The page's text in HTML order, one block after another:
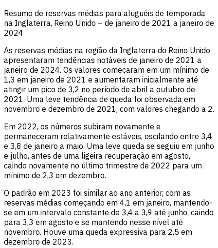
Resumo de reservas médias para aluguéis de temporada
na Inglaterra, Reino Unido – de janeiro de 2021 a janeiro de
2024
As reservas médias na região da Inglaterra do Reino Unido
apresentaram tendências notáveis de janeiro de 2021 a
janeiro de 2024. Os valores começaram em um mínimo de
1,3 em janeiro de 2021 e aumentaram inicialmente até
atingir um pico de 3,2 no período de abril a outubro de
2021. Uma leve tendência de queda foi observada em
novembro e dezembro de 2021, com valores chegando a 2.
Em 2022, os números subiram novamente e
permaneceram relativamente estáveis, oscilando entre 3,4
e 3,8 de janeiro a maio. Uma leve queda se seguiu em junho
e julho, antes de uma ligeira recuperação em agosto,
caindo novamente no último trimestre de 2022 para um
mínimo de 2,3 em dezembro.
O padrão em 2023 foi similar ao ano anterior, com as
reservas médias começando em 4,1 em janeiro, mantendo-
se em um intervalo constante de 3,4 a 3,9 até junho, caindo
para 3,3 em agosto e se mantendo nesse nível até
novembro. Houve uma queda expressiva para 2,5 em
dezembro de 2023.